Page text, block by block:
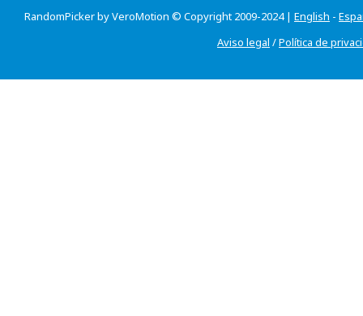
RandomPicker by VeroMotion © Copyright 2009-2024 | English -
Aviso legal /Política de